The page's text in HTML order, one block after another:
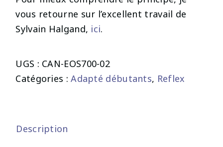
vous retourne sur l’excellent travail de
Sylvain Halgand, ici.
UGS : CAN-EOS700-02
Catégories :Adapté débutants, Reflex
Description